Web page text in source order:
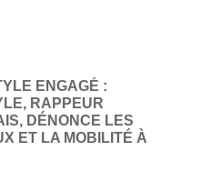
ENGAGÉ :
RAPPEUR
DÉNONCE LES
ET LA MOBILITÉ À